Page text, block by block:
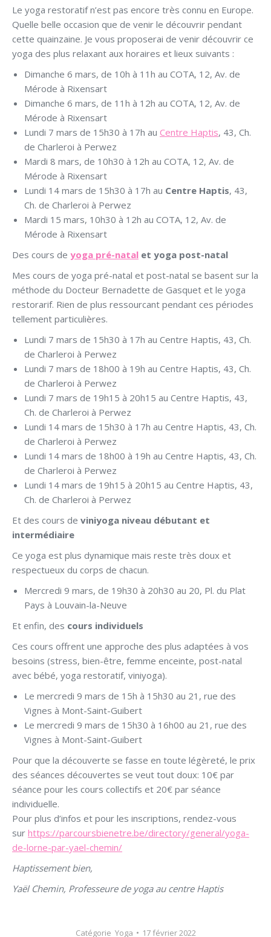
Le yoga restoratif n’est pas encore très connu en Europe.
Quelle belle occasion que de venir le découvrir pendant
cette quainzaine. Je vous proposerai de venir découvrir ce
yoga des plus relaxant aux horaires et lieux suivants :
Dimanche 6 mars, de 10h à 11h au COTA, 12, Av. de
Mérode à Rixensart
Dimanche 6 mars, de 11h à 12h au COTA, 12, Av. de
Mérode à Rixensart
Lundi 7 mars de 15h30 à 17h au Centre Haptis, 43, Ch.
de Charleroi à Perwez
Mardi 8 mars, de 10h30 à 12h au COTA, 12, Av. de
Mérode à Rixensart
Lundi 14 mars de 15h30 à 17h au Centre Haptis, 43,
Ch. de Charleroi à Perwez
Mardi 15 mars, 10h30 à 12h au COTA, 12, Av. de
Mérode à Rixensart
Des cours de yoga pré-natal et yoga post-natal
Mes cours de yoga pré-natal et post-natal se basent sur la
méthode du Docteur Bernadette de Gasquet et le yoga
restorarif. Rien de plus ressourcant pendant ces périodes
tellement particulières.
Lundi 7 mars de 15h30 à 17h au Centre Haptis, 43, Ch.
de Charleroi à Perwez
Lundi 7 mars de 18h00 à 19h au Centre Haptis, 43, Ch.
de Charleroi à Perwez
Lundi 7 mars de 19h15 à 20h15 au Centre Haptis, 43,
Ch. de Charleroi à Perwez
Lundi 14 mars de 15h30 à 17h au Centre Haptis, 43, Ch.
de Charleroi à Perwez
Lundi 14 mars de 18h00 à 19h au Centre Haptis, 43, Ch.
de Charleroi à Perwez
Lundi 14 mars de 19h15 à 20h15 au Centre Haptis, 43,
Ch. de Charleroi à Perwez
Et des cours de viniyoga niveau débutant et
intermédiaire
Ce yoga est plus dynamique mais reste très doux et
respectueux du corps de chacun.
Mercredi 9 mars, de 19h30 à 20h30 au 20, Pl. du Plat
Pays à Louvain-la-Neuve
Et enfin, des cours individuels
Ces cours offrent une approche des plus adaptées à vos
besoins (stress, bien-être, femme enceinte, post-natal
avec bébé, yoga restoratif, viniyoga).
Le mercredi 9 mars de 15h à 15h30 au 21, rue des
Vignes à Mont-Saint-Guibert
Le mercredi 9 mars de 15h30 à 16h00 au 21, rue des
Vignes à Mont-Saint-Guibert
Pour que la découverte se fasse en toute légèreté, le prix
des séances découvertes se veut tout doux: 10€ par
séance pour les cours collectifs et 20€ par séance
individuelle.
Pour plus d’infos et pour les inscriptions, rendez-vous
sur https://parcoursbienetre.be/directory/general/yoga-
de-lorne-par-yael-chemin/
Haptissement bien,
Yaël Chemin, Professeure de yoga au centre Haptis
Catégorie Yoga 17 février 2022